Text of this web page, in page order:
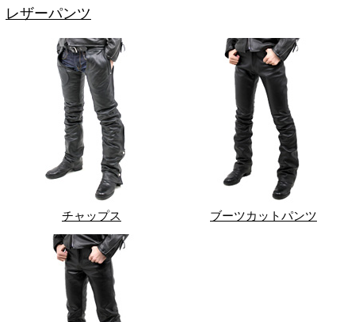
レザーパンツ
チャップス ブーツカットパンツ